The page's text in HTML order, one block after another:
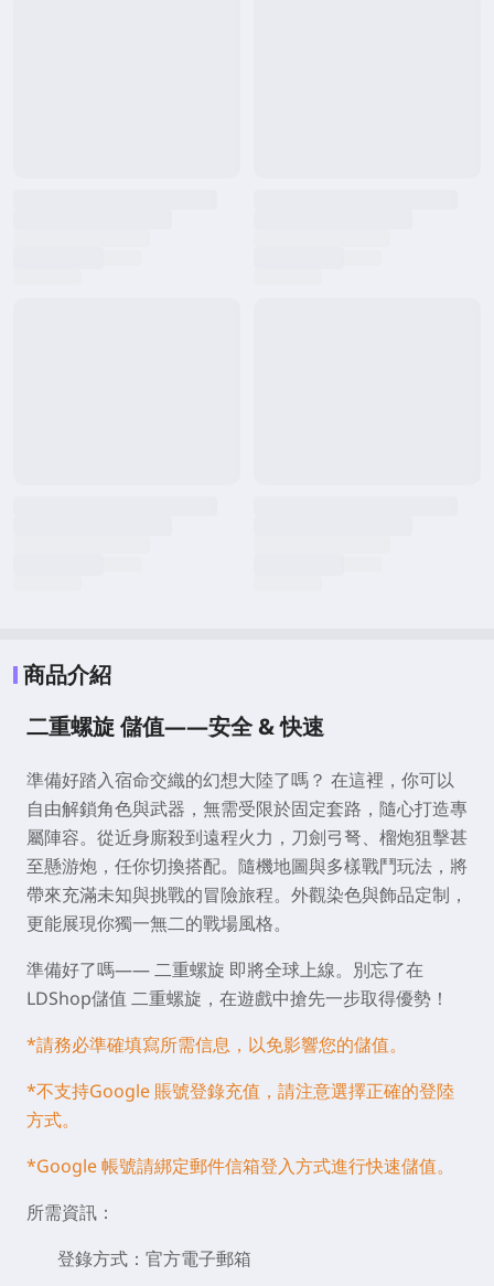
商品介紹
二重螺旋 儲值——安全 & 快速
準備好踏入宿命交織的幻想大陸了嗎？ 在這裡，你可以
自由解鎖角色與武器，無需受限於固定套路，隨心打造專
屬陣容。從近身廝殺到遠程火力，刀劍弓弩、榴炮狙擊甚
至懸游炮，任你切換搭配。隨機地圖與多樣戰鬥玩法，將
帶來充滿未知與挑戰的冒險旅程。外觀染色與飾品定制，
更能展現你獨一無二的戰場風格。
準備好了嗎—— 二重螺旋 即將全球上線。別忘了在
LDShop儲值 二重螺旋，在遊戲中搶先一步取得優勢！
*請務必準確填寫所需信息，以免影響您的儲值。
*不支持Google 賬號登錄充值，請注意選擇正確的登陸
方式。
*Google 帳號請綁定郵件信箱登入方式進行快速儲值。
所需資訊 ：
登錄方式：官方電子郵箱